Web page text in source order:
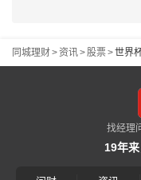
同城理财>资讯>股票>世界
找经理
19年